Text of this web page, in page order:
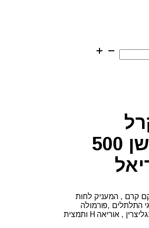
אקספרשן 500
קרם , המעניק לחות
התלתלים ,פורמולה
ייחודית המעושרת בגליצרין , אוריאה H ותמצית